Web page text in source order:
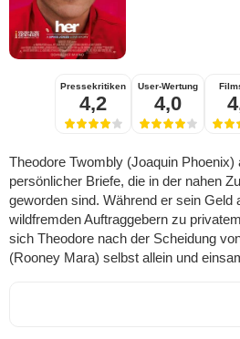
Pressekritiken
4,2
User-Wertung
4,0
Theodore Twombly (Joaquin Phoenix)
persönlicher Briefe, die in der nahen
geworden sind. Während er sein Geld
wildfremden Auftraggebern zu
sich Theodore nach der Scheidung
(Rooney Mara) selbst allein und